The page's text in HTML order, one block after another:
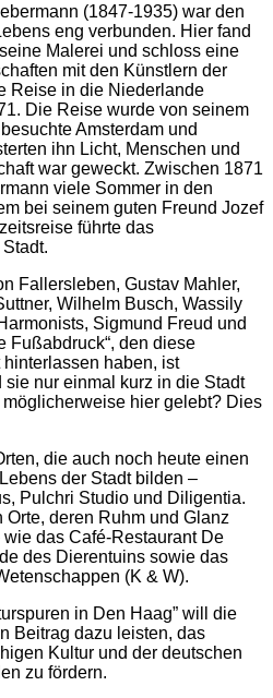
(1847-1935) war den
eng verbunden. Hier fand
Malerei und schloss eine
mit den Künstlern der
Reise in die Niederlande
Die Reise wurde von seinem
Amsterdam und
ihn Licht, Menschen und
war geweckt. Zwischen 1871
viele Sommer in den
bei seinem guten Freund Jozef
führte das
Fallersleben, Gustav Mahler,
Wilhelm Busch, Wassily
Sigmund Freud und
Fußabdruck“, den diese
haben, ist
nur einmal kurz in die Stadt
hier gelebt? Dies
die auch noch heute einen
der Stadt bilden –
Pulchri Studio und Diligentia.
deren Ruhm und Glanz
das Café-Restaurant De
des Dierentuins sowie das
(K & W).
in Den Haag” will die
Beitrag dazu leisten, das
Kultur und der deutschen
zu fördern.